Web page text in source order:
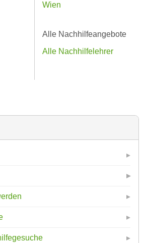
Wien
Alle Nachhilfeangebote
Alle Nachhilfelehrer